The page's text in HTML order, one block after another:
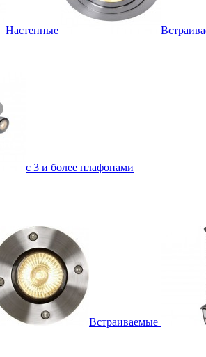
Настенные
с 3 и более плафонами
Встраиваемые